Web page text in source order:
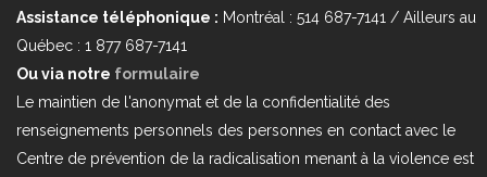
Assistance téléphonique : Montréal : 514 687-7141 / Ailleurs au
Québec : 1 877 687-7141
Ou via notre formulaire
Le maintien de l'anonymat et de la confidentialité des
renseignements personnels des personnes en contact avec le
Centre de prévention de la radicalisation menant à la violence est